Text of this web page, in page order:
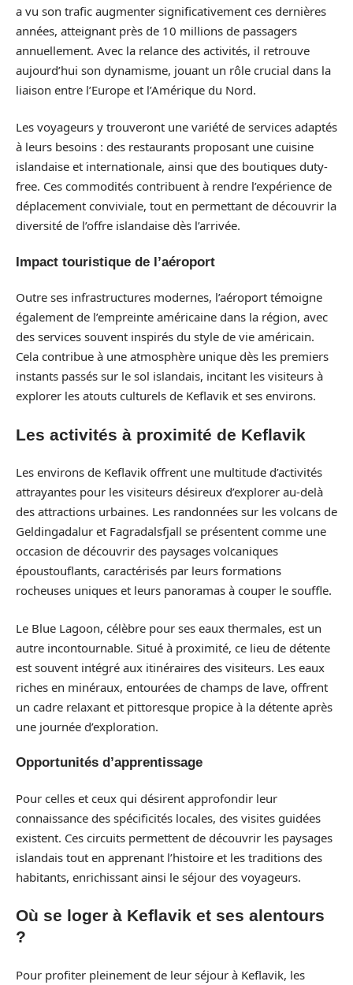
a vu son trafic augmenter significativement ces dernières
années, atteignant près de 10 millions de passagers
annuellement. Avec la relance des activités, il retrouve
aujourd’hui son dynamisme, jouant un rôle crucial dans la
liaison entre l’Europe et l’Amérique du Nord.
Les voyageurs y trouveront une variété de services adaptés
à leurs besoins : des restaurants proposant une cuisine
islandaise et internationale, ainsi que des boutiques duty-
free. Ces commodités contribuent à rendre l’expérience de
déplacement conviviale, tout en permettant de découvrir la
diversité de l’offre islandaise dès l’arrivée.
Impact touristique de l’aéroport
Outre ses infrastructures modernes, l’aéroport témoigne
également de l’empreinte américaine dans la région, avec
des services souvent inspirés du style de vie américain.
Cela contribue à une atmosphère unique dès les premiers
instants passés sur le sol islandais, incitant les visiteurs à
explorer les atouts culturels de Keflavik et ses environs.
Les activités à proximité de Keflavik
Les environs de Keflavik offrent une multitude d’activités
attrayantes pour les visiteurs désireux d’explorer au-delà
des attractions urbaines. Les randonnées sur les volcans de
Geldingadalur et Fagradalsfjall se présentent comme une
occasion de découvrir des paysages volcaniques
époustouflants, caractérisés par leurs formations
rocheuses uniques et leurs panoramas à couper le souffle.
Le Blue Lagoon, célèbre pour ses eaux thermales, est un
autre incontournable. Situé à proximité, ce lieu de détente
est souvent intégré aux itinéraires des visiteurs. Les eaux
riches en minéraux, entourées de champs de lave, offrent
un cadre relaxant et pittoresque propice à la détente après
une journée d’exploration.
Opportunités d’apprentissage
Pour celles et ceux qui désirent approfondir leur
connaissance des spécificités locales, des visites guidées
existent. Ces circuits permettent de découvrir les paysages
islandais tout en apprenant l’histoire et les traditions des
habitants, enrichissant ainsi le séjour des voyageurs.
Où se loger à Keflavik et ses alentours
?
Pour profiter pleinement de leur séjour à Keflavik, les